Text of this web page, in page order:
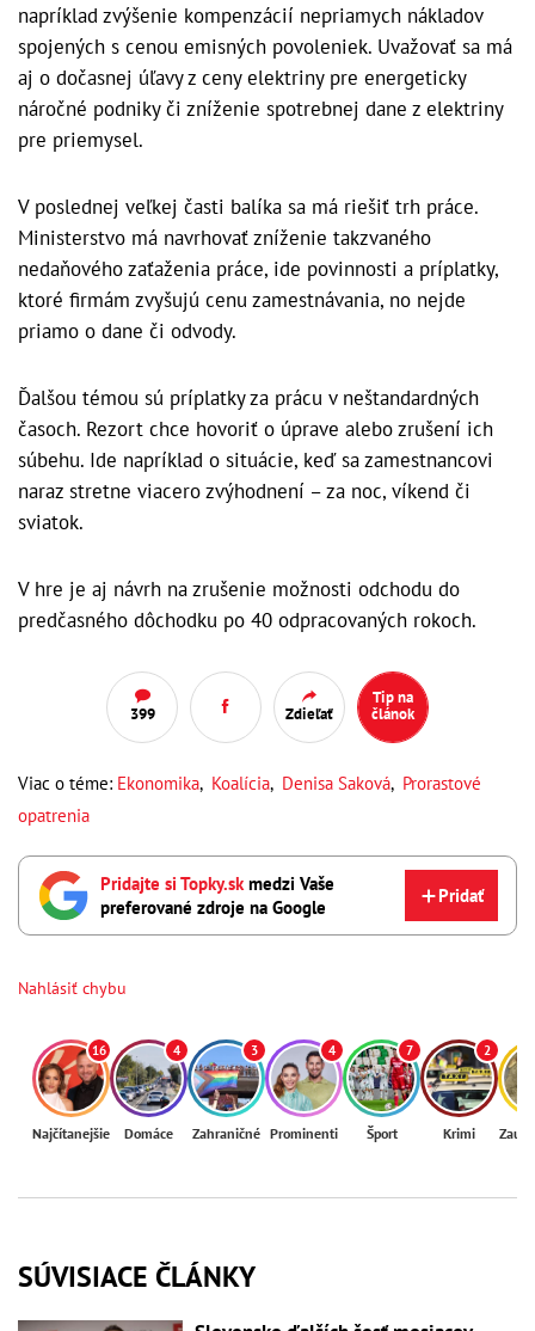
napríklad zvýšenie kompenzácií nepriamych nákladov
spojených s cenou emisných povoleniek. Uvažovať sa má
aj o dočasnej úľavy z ceny elektriny pre energeticky
náročné podniky či zníženie spotrebnej dane z elektriny
pre priemysel.
V poslednej veľkej časti balíka sa má riešiť trh práce.
Ministerstvo má navrhovať zníženie takzvaného
nedaňového zaťaženia práce, ide povinnosti a príplatky,
ktoré firmám zvyšujú cenu zamestnávania, no nejde
priamo o dane či odvody.
Ďalšou témou sú príplatky za prácu v neštandardných
časoch. Rezort chce hovoriť o úprave alebo zrušení ich
súbehu. Ide napríklad o situácie, keď sa zamestnancovi
naraz stretne viacero zvýhodnení – za noc, víkend či
sviatok.
V hre je aj návrh na zrušenie možnosti odchodu do
predčasného dôchodku po 40 odpracovaných rokoch.
399 Zdieľať
Tip na
článok
Viac o téme: Ekonomika, Koalícia, Denisa Saková, Prorastové
opatrenia
Pridajte si Topky.sk medzi Vaše
preferované zdroje na Google
Pridať
Nahlásiť chybu
16
Najčítanejšie
4
Domáce
3
Zahraničné
4
Prominenti
7
Šport
2
Krimi
SÚVISIACE ČLÁNKY